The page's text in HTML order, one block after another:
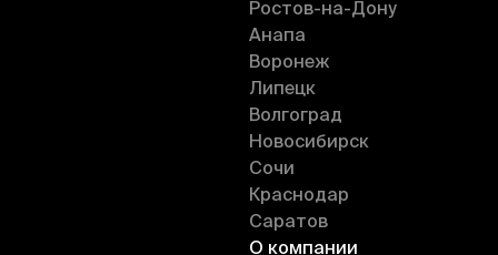
Ростов-на-Дону
Анапа
Воронеж
Липецк
Волгоград
Новосибирск
Сочи
Краснодар
Саратов
О компании